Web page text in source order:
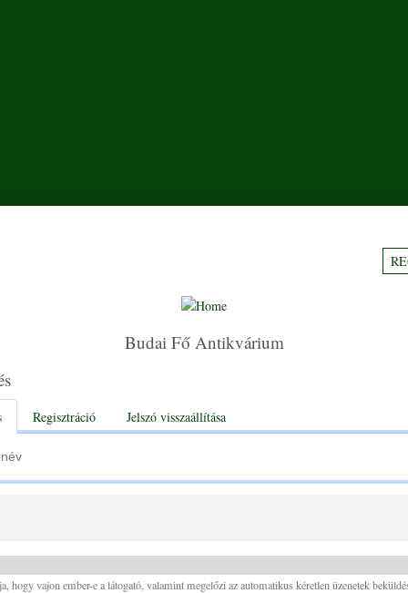
Budai Fő Antikvárium
Regisztráció Jelszó visszaállítása
hogy vajon ember-e a látogató, valamint megelőzi az automatikus kéretlen üzenetek